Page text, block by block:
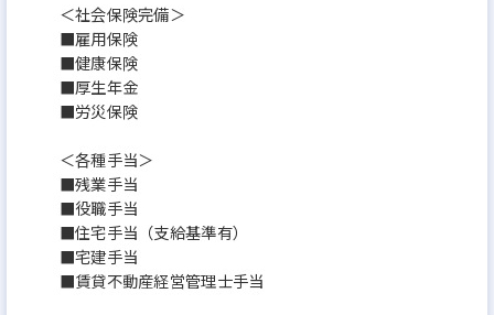
＜社会保険完備＞
■雇用保険
■健康保険
■厚生年金
■労災保険
＜各種手当＞
■残業⼿当
■役職⼿当
■住宅⼿当（⽀給基準有）
■宅建⼿当
■賃貸不動産経営管理⼠⼿当